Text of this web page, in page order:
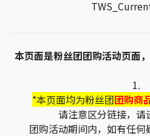
本页面是粉丝团团购活动页面
1.
*本页面均为粉丝团团购商
请注意区分链接，请
团购活动期间内，如有任何